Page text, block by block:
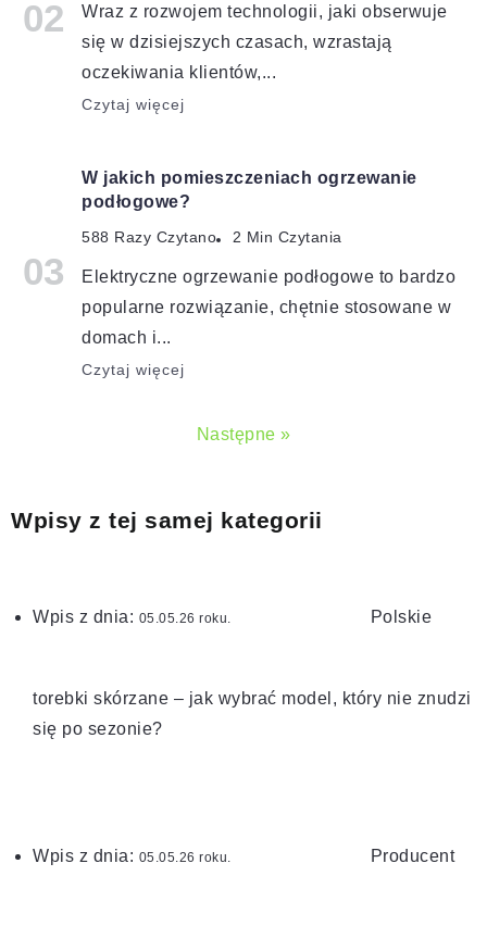
Wraz z rozwojem technologii, jaki obserwuje
się w dzisiejszych czasach, wzrastają
oczekiwania klientów,...
Czytaj więcej
W jakich pomieszczeniach ogrzewanie
podłogowe?
588 Razy Czytano 2 Min Czytania
Elektryczne ogrzewanie podłogowe to bardzo
popularne rozwiązanie, chętnie stosowane w
domach i...
Czytaj więcej
Następne »
Wpisy z tej samej kategorii
Wpis z dnia: roku. Polskie
torebki skórzane – jak wybrać model, który nie znudzi
się po sezonie?
Wpis z dnia: roku. Producent